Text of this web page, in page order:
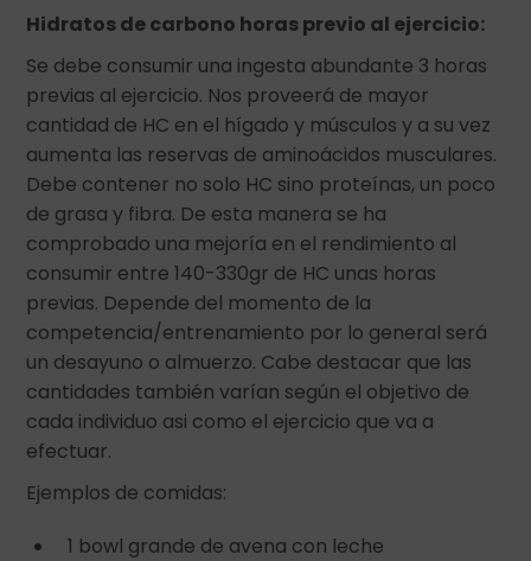
Hidratos de carbono horas previo al ejercicio:
Se debe consumir una ingesta abundante 3 horas
previas al ejercicio. Nos proveerá de mayor
cantidad de HC en el hígado y músculos y a su vez
aumenta las reservas de aminoácidos musculares.
Debe contener no solo HC sino proteínas, un poco
de grasa y fibra. De esta manera se ha
comprobado una mejoría en el rendimiento al
consumir entre 140-330gr de HC unas horas
previas. Depende del momento de la
competencia/entrenamiento por lo general será
un desayuno o almuerzo. Cabe destacar que las
cantidades también varían según el objetivo de
cada individuo asi como el ejercicio que va a
efectuar.
Ejemplos de comidas:
1 bowl grande de avena con leche